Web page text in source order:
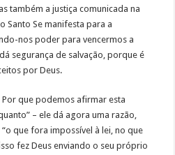
também a justiça comunicada na
Santo Se manifesta para a
nos poder para vencermos a
segurança de salvação, porque é
por Deus.
que podemos afirmar esta
– ele dá agora uma razão,
que fora impossível à lei, no que
fez Deus enviando o seu próprio